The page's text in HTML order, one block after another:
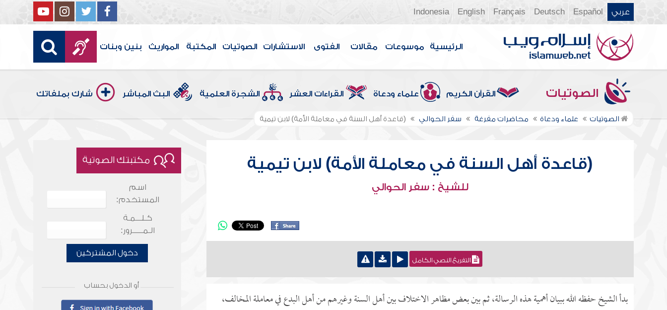
عربي Español
Deutsch
Français
English
Indonesia
الرئيسية موسوعات مقالات الفتوى الاستشارات الصوتيات المكتبة المواريث بنين وبنات
الصوتيات القرآن الكريم علماء ودعاة القراءات العشر الشجرة العلمية البث المباشر شارك بملفاتك
الصوتيات علماء ودعاة محاضرات مفرغة سفر الحوالي (قاعدة أهل السنة في معاملة الأمة) لابن تيمية
(قاعدة أهل السنة في معاملة الأمة) لابن تيمية
للشيخ : سفر الحوالي
التفريغ النصي الكامل
بدأ الشيخ حفظه الله ببيان أهمية هذه الرسالة، ثم بين بعض مظاهر الاختلاف بين أهل السنة وغيرهم من أهل البدع في معاملة المخالف،
مكتبتك الصوتية
اسم
المستخدم:
كـلـــمـة
الـمـــــرور:
دخول المشتركين
أو الدخول بحساب